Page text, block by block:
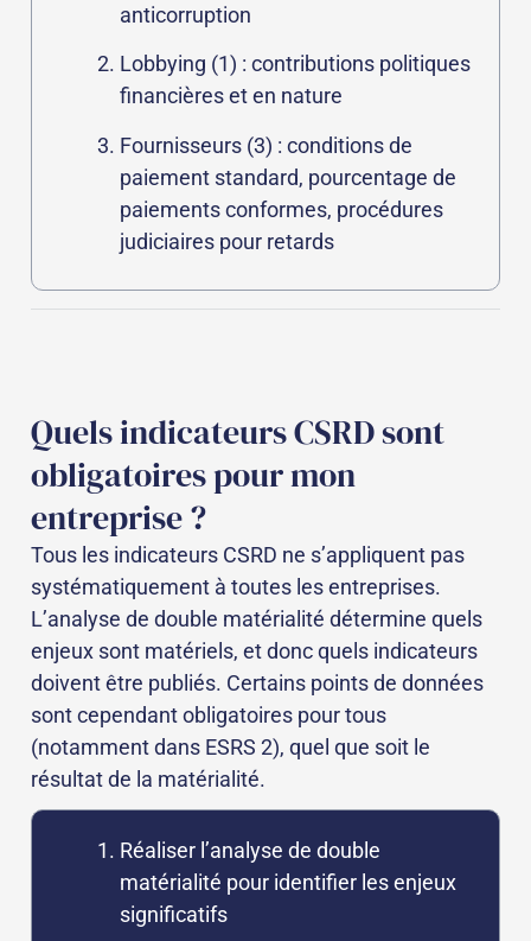
anticorruption
Lobbying (1) : contributions politiques
financières et en nature
Fournisseurs (3) : conditions de
paiement standard, pourcentage de
paiements conformes, procédures
judiciaires pour retards
Quels indicateurs CSRD sont
obligatoires pour mon
entreprise ?
Tous les indicateurs CSRD ne s’appliquent pas
systématiquement à toutes les entreprises.
L’analyse de double matérialité détermine quels
enjeux sont matériels, et donc quels indicateurs
doivent être publiés. Certains points de données
sont cependant obligatoires pour tous
(notamment dans ESRS 2), quel que soit le
résultat de la matérialité.
Réaliser l’analyse de double
matérialité pour identifier les enjeux
significatifs